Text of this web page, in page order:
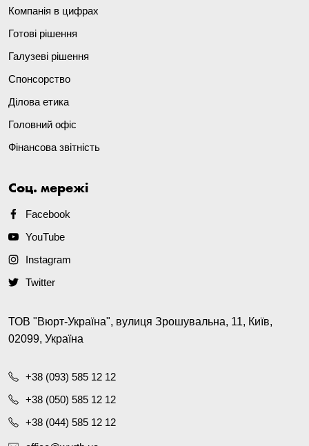
Компанія в цифрах
Готові рішення
Галузеві рішення
Спонсорство
Ділова етика
Головний офіс
Фінансова звітність
Соц. мережі
Facebook
YouTube
Instagram
Twitter
ТОВ "Вюрт-Україна", вулиця Зрошувальна, 11, Київ,
02099, Україна
+38 (093) 585 12 12
+38 (050) 585 12 12
+38 (044) 585 12 12